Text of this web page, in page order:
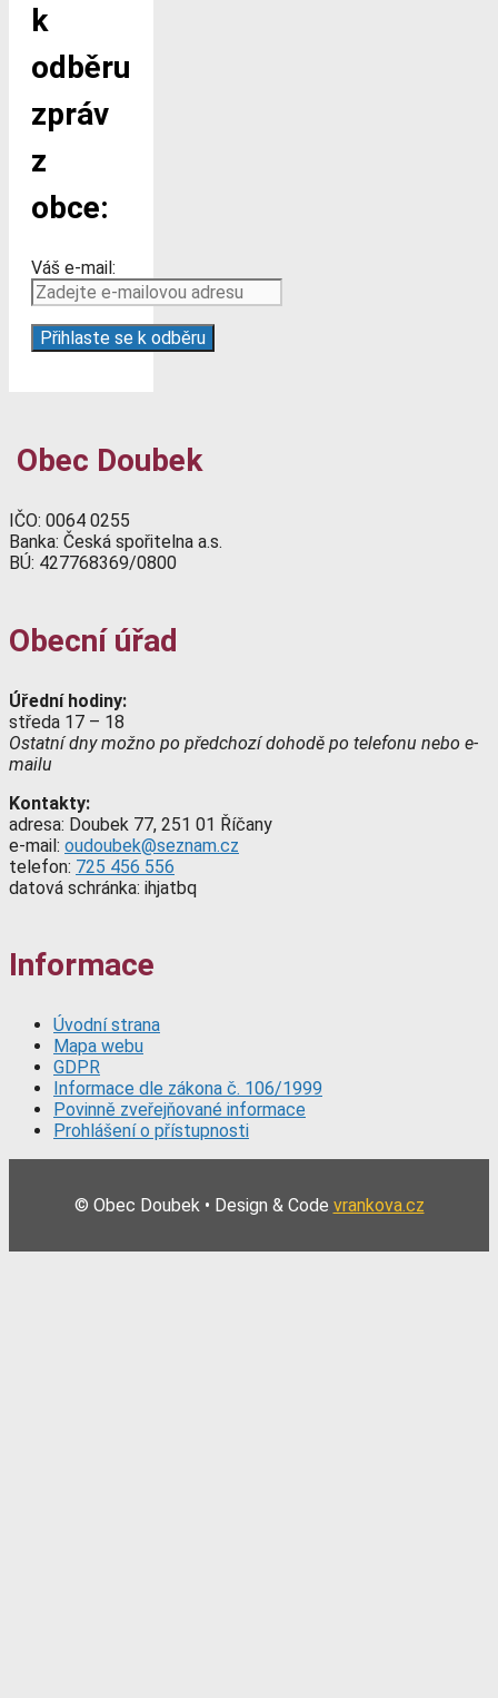
k
odběru
zpráv
z
obce:
Váš e-mail:
Obec Doubek
IČO: 0064 0255
Banka: Česká spořitelna a.s.
BÚ: 427768369/0800
Obecní úřad
Úřední hodiny:
středa 17 – 18
Ostatní dny možno po předchozí dohodě po telefonu nebo e-
mailu
Kontakty:
adresa: Doubek 77, 251 01 Říčany
e-mail: oudoubek@seznam.cz
telefon: 725 456 556
datová schránka: ihjatbq
Informace
Úvodní strana
Mapa webu
GDPR
Informace dle zákona č. 106/1999
Povinně zveřejňované informace
Prohlášení o přístupnosti
© Obec Doubek • Design & Code vrankova.cz